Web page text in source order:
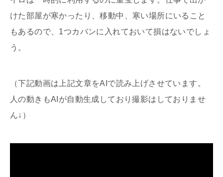
けた部屋が寒かったり、移動中、寒い場所にいること
もあるので、1つカバンに入れておいて損はないでしょ
う。
（下記動画は上記文章をAIで読み上げさせています。
人の動きもAIが自動生成しており撮影はしておりませ
ん↓）